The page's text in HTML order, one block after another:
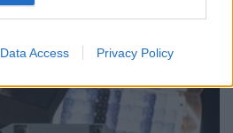
Data Access Privacy Policy